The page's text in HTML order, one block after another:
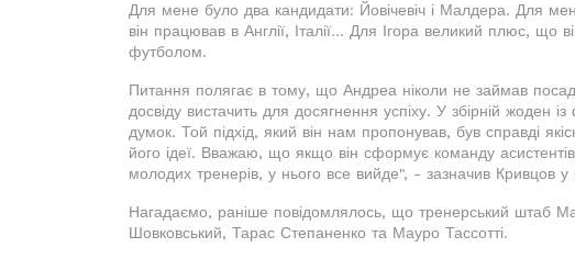
Для мене було два кандидати: Йовічевіч і Малдера. Для
він працював в Англії, Італії... Для Ігора великий плюс, що
футболом.
Питання полягає в тому, що Андреа ніколи не займав
досвіду вистачить для досягнення успіху. У збірній жоден
думок. Той підхід, який він нам пропонував, був справді
його ідеї. Вважаю, що якщо він сформує команду
молодих тренерів, у нього все вийде", - зазначив Кривцов
Нагадаємо, раніше повідомлялось, що тренерський штаб
Шовковський, Тарас Степаненко та Мауро Тассотті.